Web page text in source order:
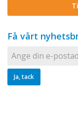
Få vårt